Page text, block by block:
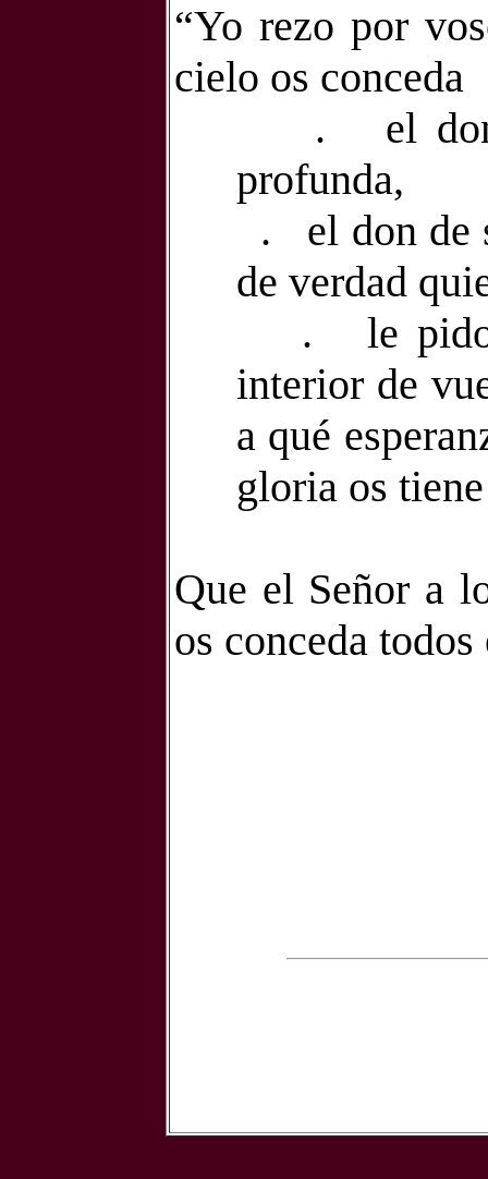
“Yo rezo por
cielo os conceda
.
el
profunda,
.
el don de
de verdad
.
le
interior de
a qué
gloria os
Que el Señor a
os conceda todos